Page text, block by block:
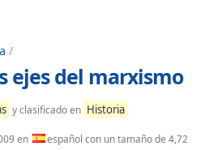
/
ejes del marxismo
y clasificado en Historia
en español con un tamaño de 4,72